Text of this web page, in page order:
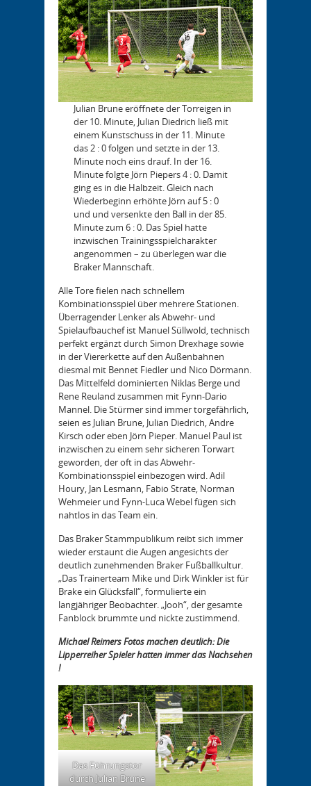
Julian Brune eröffnete der Torreigen in
der 10. Minute, Julian Diedrich ließ mit
einem Kunstschuss in der 11. Minute
das 2 : 0 folgen und setzte in der 13.
Minute noch eins drauf. In der 16.
Minute folgte Jörn Piepers 4 : 0. Damit
ging es in die Halbzeit. Gleich nach
Wiederbeginn erhöhte Jörn auf 5 : 0
und und versenkte den Ball in der 85.
Minute zum 6 : 0. Das Spiel hatte
inzwischen Trainingsspielcharakter
angenommen – zu überlegen war die
Braker Mannschaft.
Alle Tore fielen nach schnellem
Kombinationsspiel über mehrere Stationen.
Überragender Lenker als Abwehr- und
Spielaufbauchef ist Manuel Süllwold, technisch
perfekt ergänzt durch Simon Drexhage sowie
in der Viererkette auf den Außenbahnen
diesmal mit Bennet Fiedler und Nico Dörmann.
Das Mittelfeld dominierten Niklas Berge und
Rene Reuland zusammen mit Fynn-Dario
Mannel. Die Stürmer sind immer torgefährlich,
seien es Julian Brune, Julian Diedrich, Andre
Kirsch oder eben Jörn Pieper. Manuel Paul ist
inzwischen zu einem sehr sicheren Torwart
geworden, der oft in das Abwehr-
Kombinationsspiel einbezogen wird. Adil
Houry, Jan Lesmann, Fabio Strate, Norman
Wehmeier und Fynn-Luca Webel fügen sich
nahtlos in das Team ein.
Das Braker Stammpublikum reibt sich immer
wieder erstaunt die Augen angesichts der
deutlich zunehmenden Braker Fußballkultur.
„Das Trainerteam Mike und Dirk Winkler ist für
Brake ein Glücksfall“, formulierte ein
langjähriger Beobachter. „Jooh“, der gesamte
Fanblock brummte und nickte zustimmend.
Michael Reimers Fotos machen deutlich: Die
Lipperreiher Spieler hatten immer das Nachsehen
!
Das Führungstor
durch Julian Brune